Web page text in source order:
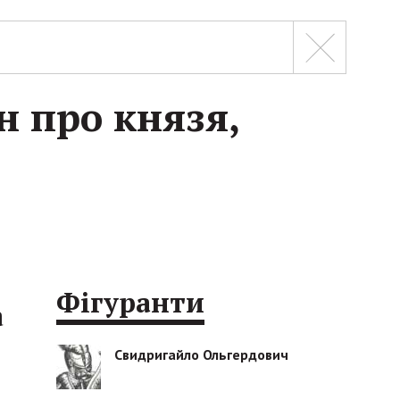
про князя,
Фігуранти
Свидригайло Ольгердович